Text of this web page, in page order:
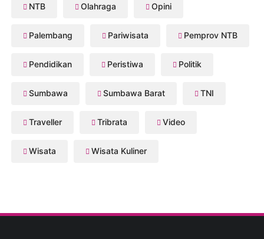
NTB Olahraga Opini
Palembang Pariwisata Pemprov NTB
Pendidikan Peristiwa Politik
Sumbawa Sumbawa Barat TNI
Traveller Tribrata Video
Wisata Wisata Kuliner